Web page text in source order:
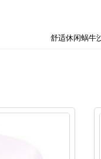
舒适休闲蜗牛